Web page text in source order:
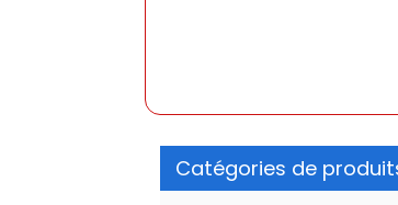
Catégories de